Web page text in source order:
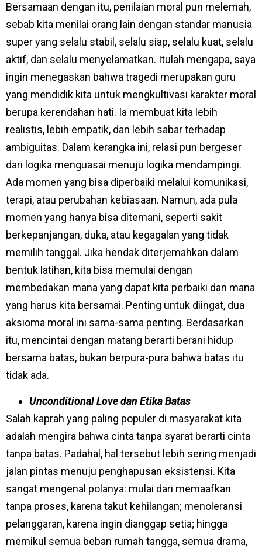
Bersamaan dengan itu, penilaian moral pun melemah,
sebab kita menilai orang lain dengan standar manusia
super yang selalu stabil, selalu siap, selalu kuat, selalu
aktif, dan selalu menyelamatkan. Itulah mengapa, saya
ingin menegaskan bahwa tragedi merupakan guru
yang mendidik kita untuk mengkultivasi karakter moral
berupa kerendahan hati. Ia membuat kita lebih
realistis, lebih empatik, dan lebih sabar terhadap
ambiguitas. Dalam kerangka ini, relasi pun bergeser
dari logika menguasai menuju logika mendampingi.
Ada momen yang bisa diperbaiki melalui komunikasi,
terapi, atau perubahan kebiasaan. Namun, ada pula
momen yang hanya bisa ditemani, seperti sakit
berkepanjangan, duka, atau kegagalan yang tidak
memilih tanggal. Jika hendak diterjemahkan dalam
bentuk latihan, kita bisa memulai dengan
membedakan mana yang dapat kita perbaiki dan mana
yang harus kita bersamai. Penting untuk diingat, dua
aksioma moral ini sama-sama penting. Berdasarkan
itu, mencintai dengan matang berarti berani hidup
bersama batas, bukan berpura-pura bahwa batas itu
tidak ada.
Unconditional Love dan Etika Batas
Salah kaprah yang paling populer di masyarakat kita
adalah mengira bahwa cinta tanpa syarat berarti cinta
tanpa batas. Padahal, hal tersebut lebih sering menjadi
jalan pintas menuju penghapusan eksistensi. Kita
sangat mengenal polanya: mulai dari memaafkan
tanpa proses, karena takut kehilangan; menoleransi
pelanggaran, karena ingin dianggap setia; hingga
memikul semua beban rumah tangga, semua drama,